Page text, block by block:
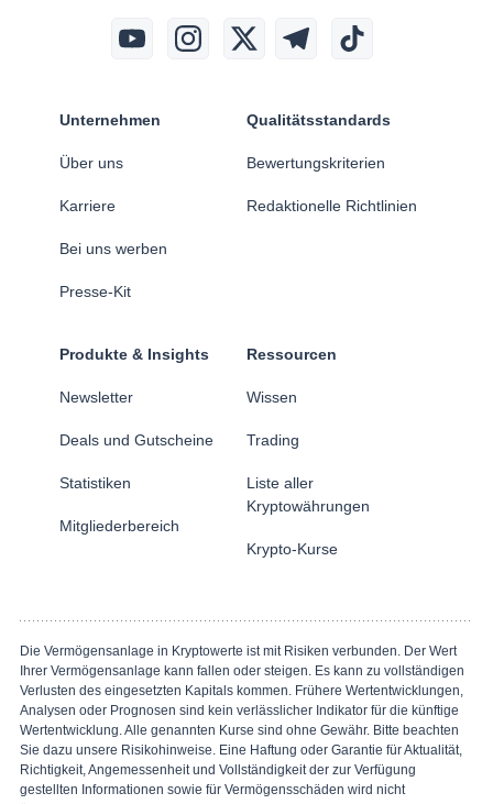
Unternehmen
Über uns
Karriere
Bei uns werben
Presse-Kit
Qualitätsstandards
Bewertungskriterien
Redaktionelle Richtlinien
Produkte & Insights
Newsletter
Deals und Gutscheine
Statistiken
Mitgliederbereich
Ressourcen
Wissen
Trading
Liste aller
Kryptowährungen
Krypto-Kurse
Die Vermögensanlage in Kryptowerte ist mit Risiken verbunden. Der Wert
Ihrer Vermögensanlage kann fallen oder steigen. Es kann zu vollständigen
Verlusten des eingesetzten Kapitals kommen. Frühere Wertentwicklungen,
Analysen oder Prognosen sind kein verlässlicher Indikator für die künftige
Wertentwicklung. Alle genannten Kurse sind ohne Gewähr. Bitte beachten
Sie dazu unsere Risikohinweise. Eine Haftung oder Garantie für Aktualität,
Richtigkeit, Angemessenheit und Vollständigkeit der zur Verfügung
gestellten Informationen sowie für Vermögensschäden wird nicht